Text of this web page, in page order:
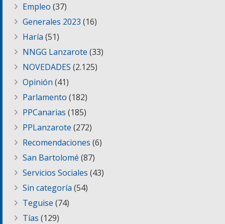
Empleo (37)
Generales 2023 (16)
Haría (51)
NNGG Lanzarote (33)
NOVEDADES (2.125)
Opinión (41)
Parlamento (182)
PPCanarias (185)
PPLanzarote (272)
Recomendaciones (6)
San Bartolomé (87)
Servicios Sociales (43)
Sin categoría (54)
Teguise (74)
Tías (129)